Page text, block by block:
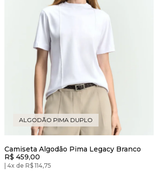
ALGODÃO PIMA DUPLO
Camiseta Algodão Pima Legacy Branco
R$ 459,00
4x de R$ 114,75